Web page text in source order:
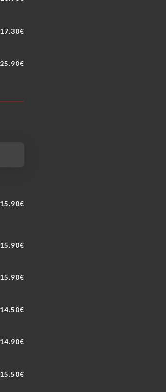
17.30€
25.90€
15.90€
15.90€
15.90€
14.50€
14.90€
15.50€